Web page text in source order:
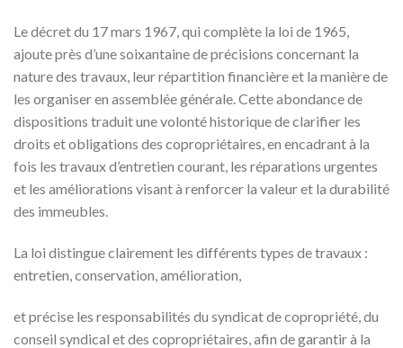
Le décret du 17 mars 1967, qui complète la loi de 1965,
ajoute près d’une soixantaine de précisions concernant la
nature des travaux, leur répartition financière et la manière de
les organiser en assemblée générale. Cette abondance de
dispositions traduit une volonté historique de clarifier les
droits et obligations des copropriétaires, en encadrant à la
fois les travaux d’entretien courant, les réparations urgentes
et les améliorations visant à renforcer la valeur et la durabilité
des immeubles.
La loi distingue clairement les différents types de travaux :
entretien, conservation, amélioration,
et précise les responsabilités du syndicat de copropriété, du
conseil syndical et des copropriétaires, afin de garantir à la